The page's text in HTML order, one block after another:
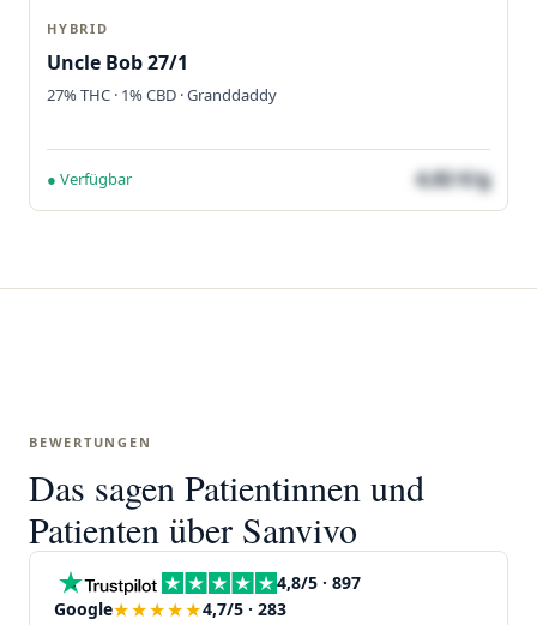
HYBRID
Uncle Bob 27/1
27% THC · 1% CBD · Granddaddy
● Verfügbar 4,82 €/g
BEWERTUNGEN
Das sagen Patientinnen und
Patienten über Sanvivo
4,8/5 · 897
Google★★★★★4,7/5 · 283